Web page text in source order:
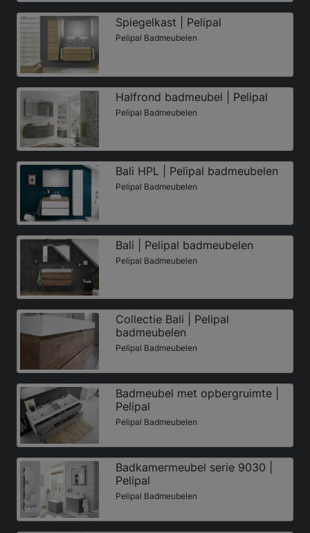
Spiegelkast | Pelipal
Pelipal Badmeubelen
Halfrond badmeubel | Pelipal
Pelipal Badmeubelen
Bali HPL | Pelipal badmeubelen
Pelipal Badmeubelen
Bali | Pelipal badmeubelen
Pelipal Badmeubelen
Collectie Bali | Pelipal
badmeubelen
Pelipal Badmeubelen
Badmeubel met opbergruimte |
Pelipal
Pelipal Badmeubelen
Badkamermeubel serie 9030 |
Pelipal
Pelipal Badmeubelen